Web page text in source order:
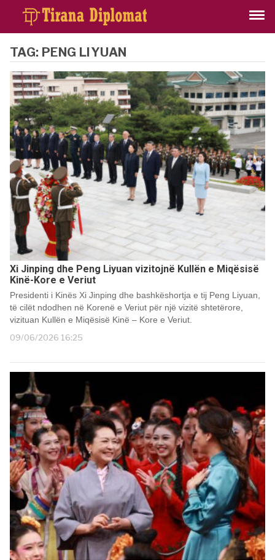
TAG: PENG LIYUAN
Xi Jinping dhe Peng Liyuan vizitojnë Kullën e Miqësisë
Kinë-Kore e Veriut
Presidenti i Kinës Xi Jinping dhe bashkëshortja e tij Peng Liyuan,
të cilët ndodhen në Korenë e Veriut për një vizitë shtetërore,
vizituan Kullën e Miqësisë Kinë – Kore e Veriut.
09/06/2026 16:25